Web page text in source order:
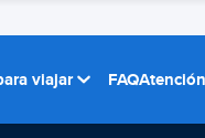
viajar FAQ